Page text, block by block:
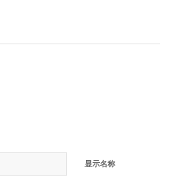
显示名称